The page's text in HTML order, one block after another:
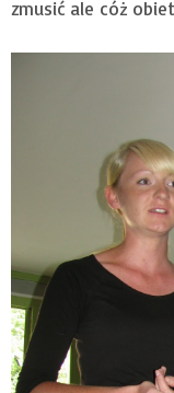
zmusić ale cóż